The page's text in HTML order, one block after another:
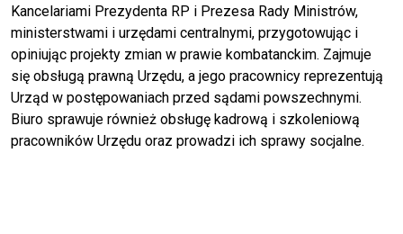
Kancelariami Prezydenta RP i Prezesa Rady Ministrów,
ministerstwami i urzędami centralnymi, przygotowując i
opiniując projekty zmian w prawie kombatanckim. Zajmuje
się obsługą prawną Urzędu, a jego pracownicy reprezentują
Urząd w postępowaniach przed sądami powszechnymi.
Biuro sprawuje również obsługę kadrową i szkoleniową
pracowników Urzędu oraz prowadzi ich sprawy socjalne.